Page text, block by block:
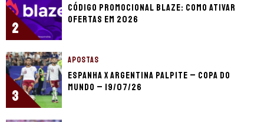
2
Código promocional Blaze: como ativar
ofertas em 2026
3
APOSTAS
Espanha x Argentina palpite – Copa do
Mundo – 19/07/26